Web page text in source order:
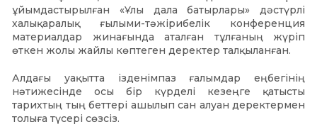
ұйымдастырылған «Ұлы дала батырлары» дәстүрлі
халықаралық ғылыми-тәжірибелік конференция
материалдар жинағында аталған тұлғаның жүріп
өткен жолы жайлы көптеген деректер талқыланған.
Алдағы уақытта ізденімпаз ғалымдар еңбегінің
нәтижесінде осы бір күрделі кезеңге қатысты
тарихтың тың беттері ашылып сан алуан деректермен
толыға түсері сөзсіз.